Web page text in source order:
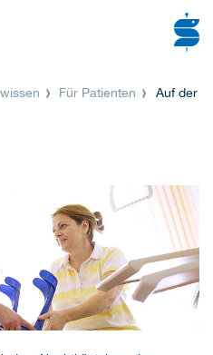
Für Patienten
Auf der